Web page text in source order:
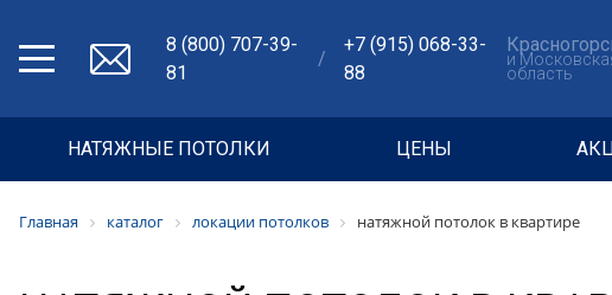
8 (800) 707-39-
81
/
+7 (915) 068-33-
88
и
область
НАТЯЖНЫЕ ПОТОЛКИ ЦЕНЫ
Главная каталог локации потолков натяжной потолок в квартире